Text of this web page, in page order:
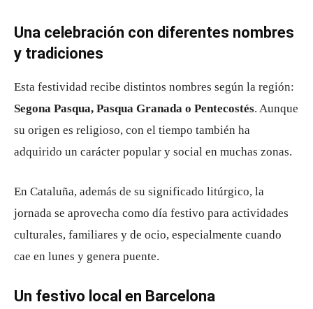
Una celebración con diferentes nombres
y tradiciones
Esta festividad recibe distintos nombres según la región:
Segona Pasqua, Pasqua Granada o Pentecostés. Aunque
su origen es religioso, con el tiempo también ha
adquirido un carácter popular y social en muchas zonas.
En Cataluña, además de su significado litúrgico, la
jornada se aprovecha como día festivo para actividades
culturales, familiares y de ocio, especialmente cuando
cae en lunes y genera puente.
Un festivo local en Barcelona